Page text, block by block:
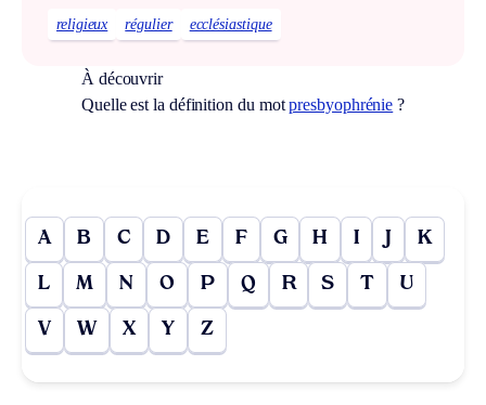
religieux régulier ecclésiastique
À découvrir
Quelle est la définition du motpresbyophrénie ?
A B C D E F G H I J K
L M N O P Q R S T U
V W X Y Z